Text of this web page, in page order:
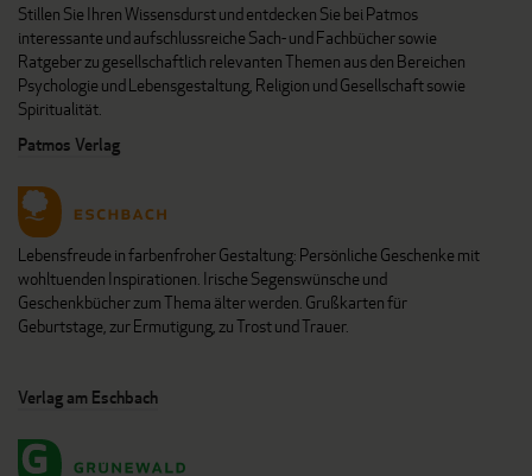
Stillen Sie Ihren Wissensdurst und entdecken Sie bei Patmos
interessante und aufschlussreiche Sach- und Fachbücher sowie
Ratgeber zu gesellschaftlich relevanten Themen aus den Bereichen
Psychologie und Lebensgestaltung, Religion und Gesellschaft sowie
Spiritualität.
Patmos Verlag
Lebensfreude in farbenfroher Gestaltung: Persönliche Geschenke mit
wohltuenden Inspirationen. Irische Segenswünsche und
Geschenkbücher zum Thema älter werden. Grußkarten für
Geburtstage, zur Ermutigung, zu Trost und Trauer.
Verlag am Eschbach